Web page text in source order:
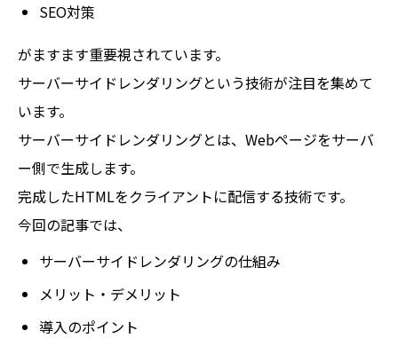
SEO対策
がますます重要視されています。
サーバーサイドレンダリングという技術が注目を集めて
います。
サーバーサイドレンダリングとは、Webページをサーバ
ー側で生成します。
完成したHTMLをクライアントに配信する技術です。
今回の記事では、
サーバーサイドレンダリングの仕組み
メリット・デメリット
導入のポイント